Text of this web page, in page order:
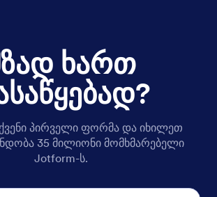
ხართ
პირველი ფორმა და იხილეთ
35 მილიონი მომხმარებელი
Jotform-ს.